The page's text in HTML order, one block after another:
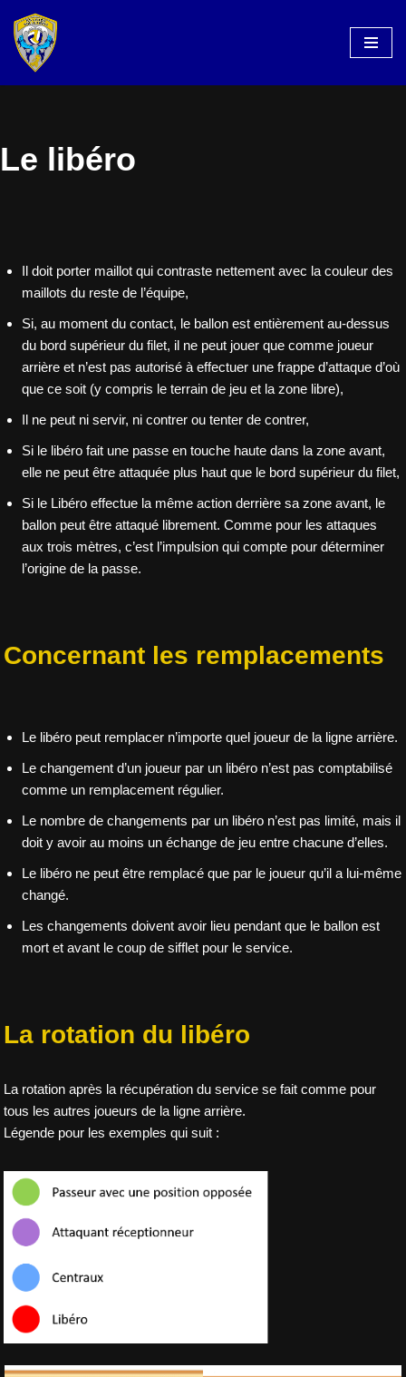
Aller
Le libéro
Il doit porter maillot qui contraste nettement avec la couleur des
maillots du reste de l’équipe,
Si, au moment du contact, le ballon est entièrement au-dessus
du bord supérieur du filet, il ne peut jouer que comme joueur
arrière et n’est pas autorisé à effectuer une frappe d’attaque d’où
que ce soit (y compris le terrain de jeu et la zone libre),
Il ne peut ni servir, ni contrer ou tenter de contrer,
Si le libéro fait une passe en touche haute dans la zone avant,
elle ne peut être attaquée plus haut que le bord supérieur du filet,
Si le Libéro effectue la même action derrière sa zone avant, le
ballon peut être attaqué librement. Comme pour les attaques
aux trois mètres, c’est l’impulsion qui compte pour déterminer
l’origine de la passe.
Concernant les remplacements
Le libéro peut remplacer n’importe quel joueur de la ligne arrière.
Le changement d’un joueur par un libéro n’est pas comptabilisé
comme un remplacement régulier.
Le nombre de changements par un libéro n’est pas limité, mais il
doit y avoir au moins un échange de jeu entre chacune d’elles.
Le libéro ne peut être remplacé que par le joueur qu’il a lui-même
changé.
Les changements doivent avoir lieu pendant que le ballon est
mort et avant le coup de sifflet pour le service.
La rotation du libéro
La rotation après la récupération du service se fait comme pour
tous les autres joueurs de la ligne arrière.
Légende pour les exemples qui suit :